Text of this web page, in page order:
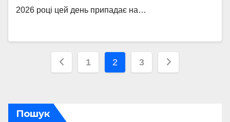
2026 році цей день припадає на…
Пагінація
1 2 3
Пошук